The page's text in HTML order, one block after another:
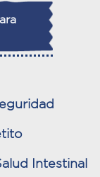
Intestinal